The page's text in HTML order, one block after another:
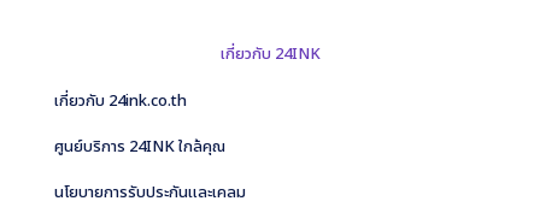
เกี่ยวกับ 24INK
เกี่ยวกับ 24ink.co.th
ศูนย์บริการ 24INK ใกล้คุณ
นโยบายการรับประกันและเคลม